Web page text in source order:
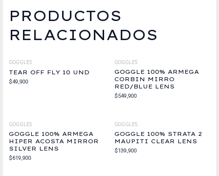
PRODUCTOS
RELACIONADOS
GOGGLES
TEAR OFF FLY 10 UND
$49,900
GOGGLES
GOGGLE 100% ARMEGA
CORBIN MIRRO
RED/BLUE LENS
$549,900
GOGGLES
GOGGLE 100% ARMEGA
HIPER ACOSTA MIRROR
SILVER LENS
$619,900
GOGGLES
GOGGLE 100% STRATA 2
MAUPITI CLEAR LENS
$139,900